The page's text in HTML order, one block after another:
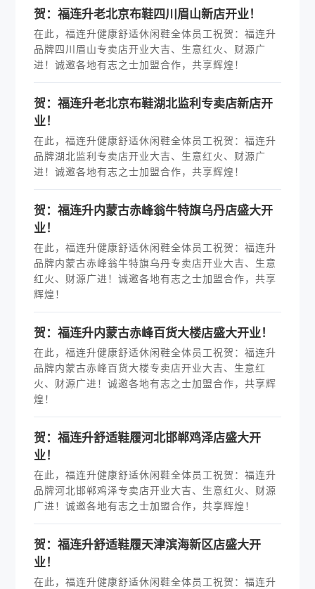
贺：福连升老北京布鞋四川眉山新店开业！
在此，福连升健康舒适休闲鞋全体员工祝贺：福连升
品牌四川眉山专卖店开业大吉、生意红火、财源广
进！诚邀各地有志之士加盟合作，共享辉煌！
贺：福连升老北京布鞋湖北监利专卖店新店开
业！
在此，福连升健康舒适休闲鞋全体员工祝贺：福连升
品牌湖北监利专卖店开业大吉、生意红火、财源广
进！诚邀各地有志之士加盟合作，共享辉煌！
贺：福连升内蒙古赤峰翁牛特旗乌丹店盛大开
业！
在此，福连升健康舒适休闲鞋全体员工祝贺：福连升
品牌内蒙古赤峰翁牛特旗乌丹专卖店开业大吉、生意
红火、财源广进！诚邀各地有志之士加盟合作，共享
辉煌！
贺：福连升内蒙古赤峰百货大楼店盛大开业！
在此，福连升健康舒适休闲鞋全体员工祝贺：福连升
品牌内蒙古赤峰百货大楼专卖店开业大吉、生意红
火、财源广进！诚邀各地有志之士加盟合作，共享辉
煌！
贺：福连升舒适鞋履河北邯郸鸡泽店盛大开
业！
在此，福连升健康舒适休闲鞋全体员工祝贺：福连升
品牌河北邯郸鸡泽专卖店开业大吉、生意红火、财源
广进！诚邀各地有志之士加盟合作，共享辉煌！
贺：福连升舒适鞋履天津滨海新区店盛大开
业！
在此，福连升健康舒适休闲鞋全体员工祝贺：福连升